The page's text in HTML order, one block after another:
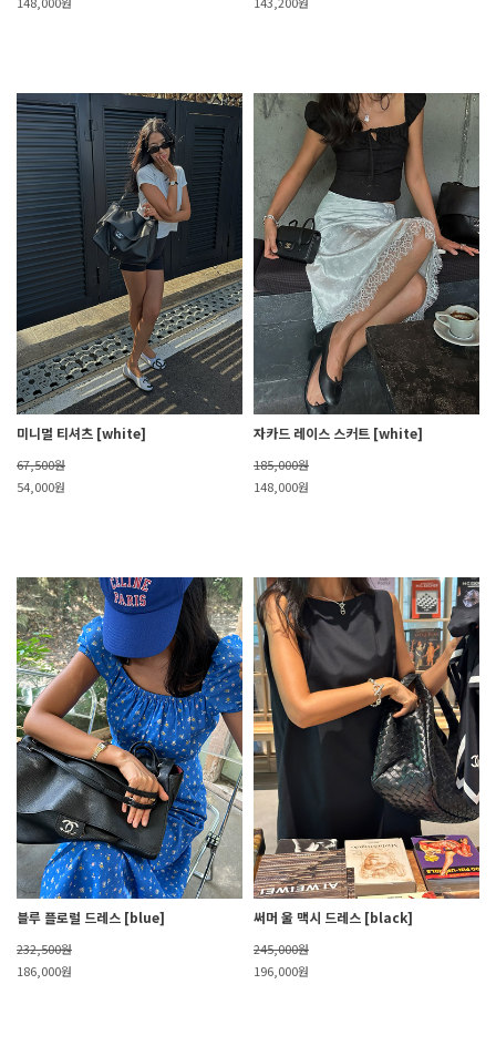
미니멀 티셔츠 [white]
67,500원
54,000원
자카드 레이스 스커트 [white]
185,000원
148,000원
블루 플로럴 드레스 [blue]
232,500원
186,000원
써머 울 맥시 드레스 [black]
245,000원
196,000원